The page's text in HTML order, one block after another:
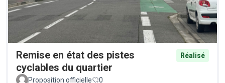
Remise en état des pistes
cyclables du quartier
Réalisé
Proposition officielle 0